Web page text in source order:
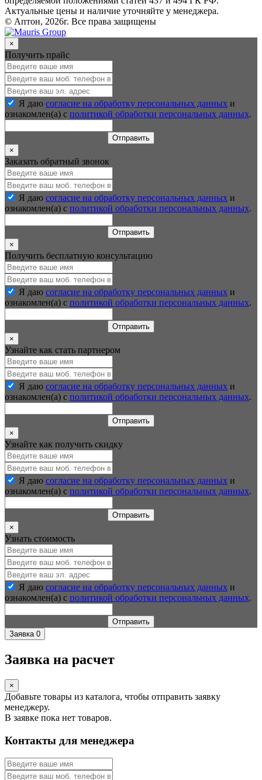
Актуальные цены и наличие уточняйте у менеджера.
© Аптон, 2026г. Все права защищены
×
Получить прайс
Я даю согласие на обработку персональных данных и
ознакомлен(а) с политикой обработки персональных данных.
Отправить
×
Заказать обратный звонок
Я даю согласие на обработку персональных данных и
ознакомлен(а) с политикой обработки персональных данных.
Отправить
×
Получить бесплатную консультацию
Я даю согласие на обработку персональных данных и
ознакомлен(а) с политикой обработки персональных данных.
Отправить
×
Узнайте как стать партнером
Я даю согласие на обработку персональных данных и
ознакомлен(а) с политикой обработки персональных данных.
Отправить
×
Узнайте как получить скидку
Я даю согласие на обработку персональных данных и
ознакомлен(а) с политикой обработки персональных данных.
Отправить
×
Узнать стоимость
Я даю согласие на обработку персональных данных и
ознакомлен(а) с политикой обработки персональных данных.
Отправить
Заявка 0
Заявка на расчет
×
Добавьте товары из каталога, чтобы отправить заявку
менеджеру.
В заявке пока нет товаров.
Контакты для менеджера